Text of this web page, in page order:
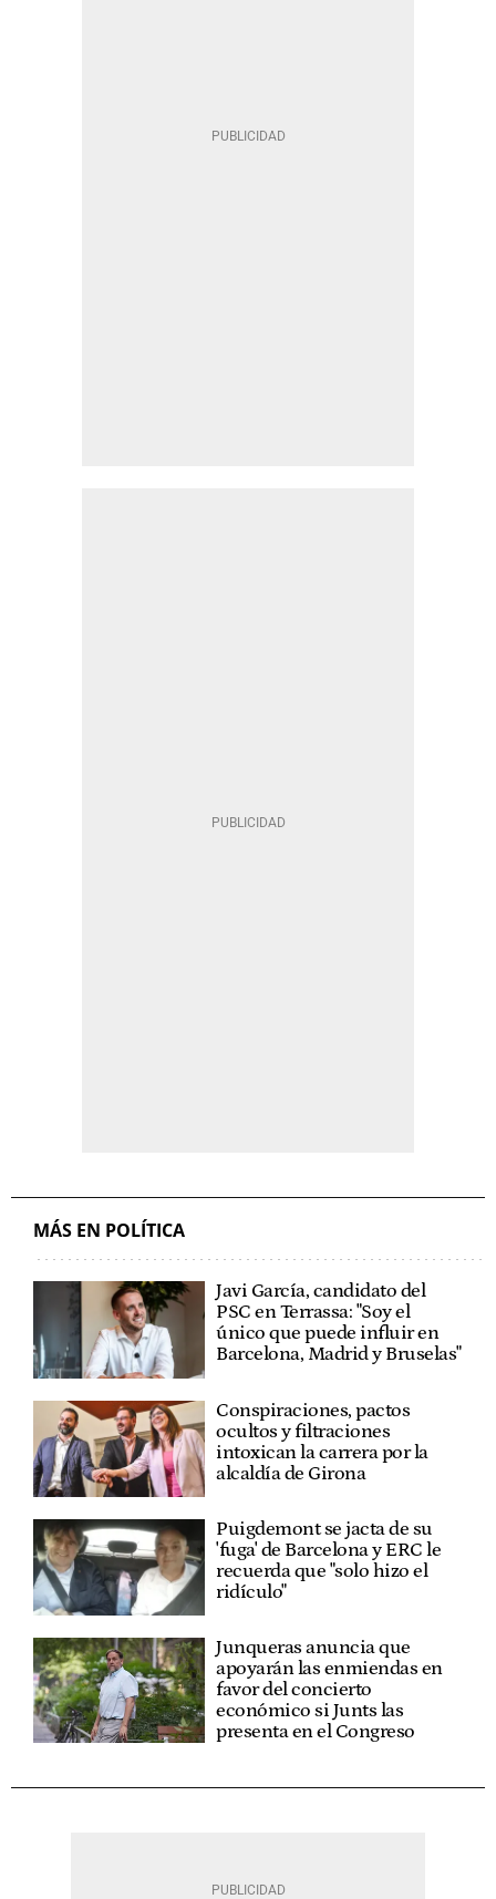
MÁS EN POLÍTICA
Javi García, candidato del
PSC en Terrassa: "Soy el
único que puede influir en
Barcelona, Madrid y Bruselas"
Conspiraciones, pactos
ocultos y filtraciones
intoxican la carrera por la
alcaldía de Girona
Puigdemont se jacta de su
'fuga' de Barcelona y ERC le
recuerda que "solo hizo el
ridículo"
Junqueras anuncia que
apoyarán las enmiendas en
favor del concierto
económico si Junts las
presenta en el Congreso